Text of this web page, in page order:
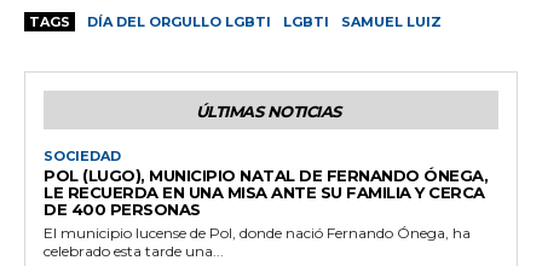
TAGS DÍA DEL ORGULLO LGBTI LGBTI SAMUEL LUIZ
ÚLTIMAS NOTICIAS
SOCIEDAD
POL (LUGO), MUNICIPIO NATAL DE FERNANDO ÓNEGA,
LE RECUERDA EN UNA MISA ANTE SU FAMILIA Y CERCA
DE 400 PERSONAS
El municipio lucense de Pol, donde nació Fernando Ónega, ha
celebrado esta tarde una...